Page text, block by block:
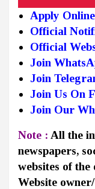
Apply Online
Official
Official
Join
Join
Join Us On
Join Our
Note : All the
newspapers,
websites of
Website